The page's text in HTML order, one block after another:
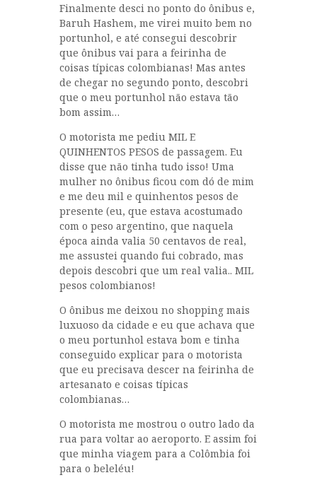
Finalmente desci no ponto do ônibus e,
Baruh Hashem, me virei muito bem no
portunhol, e até consegui descobrir
que ônibus vai para a feirinha de
coisas típicas colombianas! Mas antes
de chegar no segundo ponto, descobri
que o meu portunhol não estava tão
bom assim…
O motorista me pediu MIL E
QUINHENTOS PESOS de passagem. Eu
disse que não tinha tudo isso! Uma
mulher no ônibus ficou com dó de mim
e me deu mil e quinhentos pesos de
presente (eu, que estava acostumado
com o peso argentino, que naquela
época ainda valia 50 centavos de real,
me assustei quando fui cobrado, mas
depois descobri que um real valia.. MIL
pesos colombianos!
O ônibus me deixou no shopping mais
luxuoso da cidade e eu que achava que
o meu portunhol estava bom e tinha
conseguido explicar para o motorista
que eu precisava descer na feirinha de
artesanato e coisas típicas
colombianas…
O motorista me mostrou o outro lado da
rua para voltar ao aeroporto. E assim foi
que minha viagem para a Colômbia foi
para o beleléu!